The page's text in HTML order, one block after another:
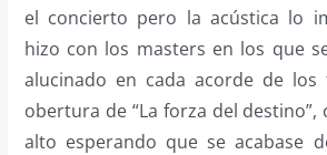
el concierto pero la acústica lo
hizo con los masters en los que
alucinado en cada acorde de
obertura de “La forza del destino”,
alto esperando que se acabase